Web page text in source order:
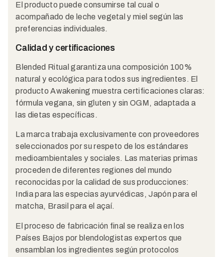
El producto puede consumirse tal cual o
acompañado de leche vegetal y miel según las
preferencias individuales.
Calidad y certificaciones
Blended Ritual garantiza una composición 100%
natural y ecológica para todos sus ingredientes. El
producto Awakening muestra certificaciones claras:
fórmula vegana, sin gluten y sin OGM, adaptada a
las dietas específicas.
La marca trabaja exclusivamente con proveedores
seleccionados por su respeto de los estándares
medioambientales y sociales. Las materias primas
proceden de diferentes regiones del mundo
reconocidas por la calidad de sus producciones:
India para las especias ayurvédicas, Japón para el
matcha, Brasil para el açaí.
El proceso de fabricación final se realiza en los
Países Bajos por blendologistas expertos que
ensamblan los ingredientes según protocolos